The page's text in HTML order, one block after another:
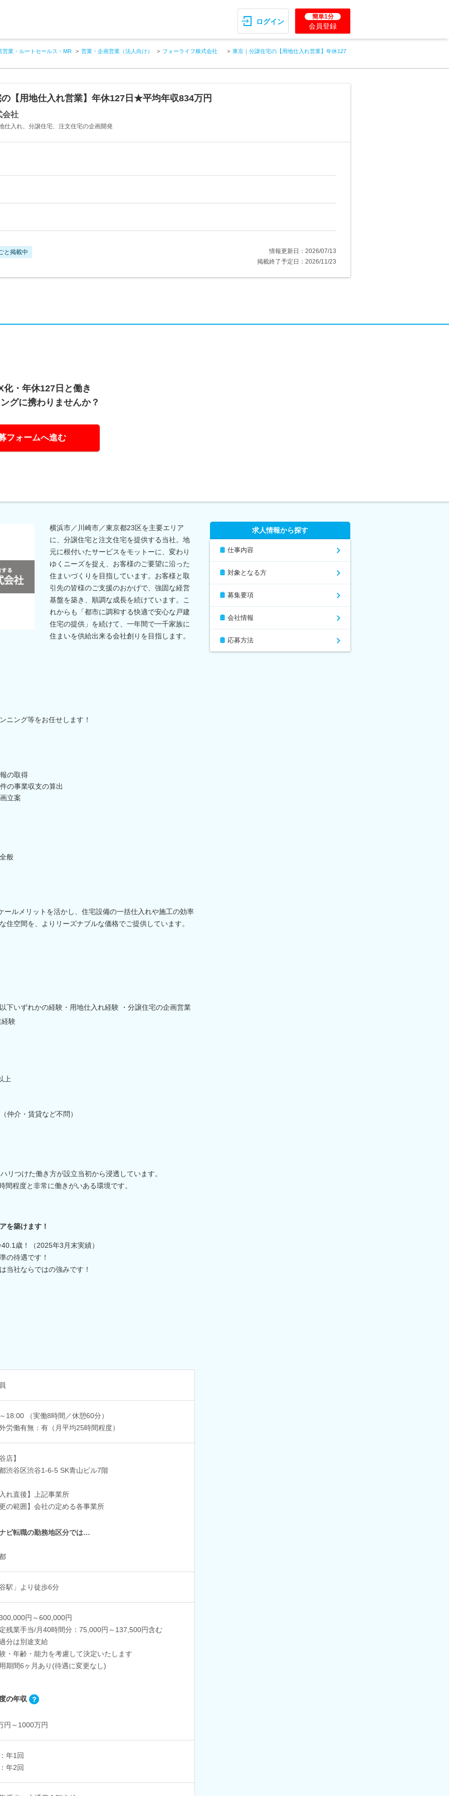
ログイン
簡単1分
会員登録
営業・ルートセールス・MR 営業・企画営業（法人向け） フォーライフ株式会社 東京｜分譲住宅の【用地仕入れ営業】年休127
【用地仕入れ営業】年休127日★平均年収834万円
会社
仕入れ、分譲住宅、注文住宅の企画開発
と掲載中
情報更新日：2026/07/13
掲載終了予定日：2026/11/23
・年休127日と働き
グに携わりませんか？
フォームへ進む
横浜市／川崎市／東京都23区を主要エリア
に、分譲住宅と注文住宅を提供する当社。地
元に根付いたサービスをモットーに、変わり
ゆくニーズを捉え、お客様のご要望に沿った
住まいづくりを目指しています。お客様と取
引先の皆様のご支援のおかげで、強固な経営
基盤を築き、順調な成長を続けています。こ
れからも「都市に調和する快適で安心な戸建
住宅の提供」を続けて、一年間で一千家族に
住まいを供給出来る会社創りを目指します。
ニング等をお任せします！
の取得
の事業収支の算出
立案
般
ールメリットを活かし、住宅設備の一括仕入れや施工の効率
住空間を、よりリーズナブルな価格でご提供しています。
いずれかの経験・用地仕入れ経験 ・分譲住宅の企画営業
経験
上
仲介・賃貸など不問）
リつけた働き方が設立当初から浸透しています。
程度と非常に働きがいある環境です。
を築けます！
歳！（2025年3月末実績）
の待遇です！
当社ならではの強みです！
18:00 （実働8時間／休憩60分）
労働有無：有（月平均25時間程度）
店】
渋谷区渋谷1-6-5 SK青山ビル7階
れ直後】上記事業所
の範囲】会社の定める各事業所
ビ転職の勤務地区分では…
駅」より徒歩6分
円～600,000円
残業手当/月40時間分：75,000円～137,500円含む
は別途支給
・年齢・能力を考慮して決定いたします
期間6ヶ月あり(待遇に変更なし)
の年収
円～1000万円
年1回
年2回
求人情報から探す
仕事内容
対象となる方
募集要項
会社情報
応募方法